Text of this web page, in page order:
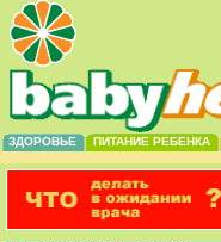
ЗДОРОВЬЕ ПИТАНИЕ РЕБЕНКА